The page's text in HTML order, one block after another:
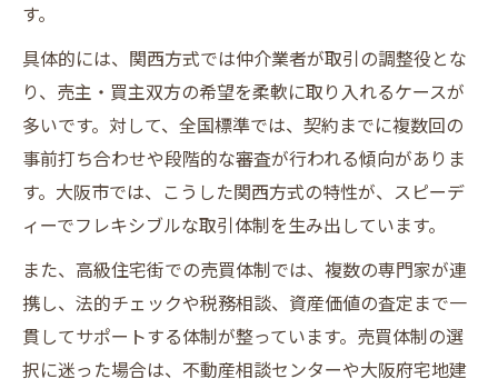
す。
具体的には、関西方式では仲介業者が取引の調整役とな
り、売主・買主双方の希望を柔軟に取り入れるケースが
多いです。対して、全国標準では、契約までに複数回の
事前打ち合わせや段階的な審査が行われる傾向がありま
す。大阪市では、こうした関西方式の特性が、スピーデ
ィーでフレキシブルな取引体制を生み出しています。
また、高級住宅街での売買体制では、複数の専門家が連
携し、法的チェックや税務相談、資産価値の査定まで一
貫してサポートする体制が整っています。売買体制の選
択に迷った場合は、不動産相談センターや大阪府宅地建